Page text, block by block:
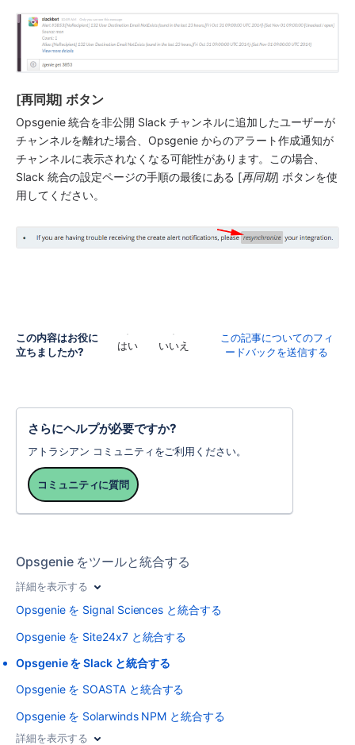
[再同期] ボタン
Opsgenie 統合を非公開 Slack チャンネルに追加したユーザーが
チャンネルを離れた場合、 Opsgenie からのアラート作成通知が
チャンネルに表示されなくなる可能性があります。この場合、
Slack 統合の設定ページの手順の最後にある [再同期] ボタンを使
用してください。
この内容はお役に
立ちましたか?
はい いいえ
この記事についてのフィ
ードバックを送信する
さらにヘルプが必要ですか?
アトラシアン コミュニティをご利用ください。
コミュニティに質問
Opsgenie をツールと統合する
詳細を表示する
Opsgenie を Signal Sciences と統合する
Opsgenie を Site24x7 と統合する
Opsgenie を Slack と統合する
Opsgenie を SOASTA と統合する
Opsgenie を Solarwinds NPM と統合する
詳細を表示する